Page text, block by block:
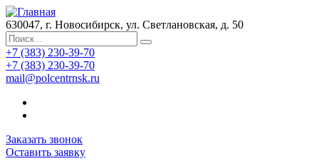
630047, г. Новосибирск, ул. Светлановская, д. 50
+7 (383) 230-39-70
+7 (383) 230-39-70
mail@polcentrnsk.ru
Заказать звонок
Оставить заявку